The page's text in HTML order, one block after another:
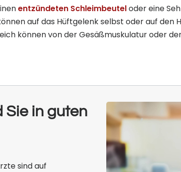
entzündeten Schleimbeuteloder eine
auf das Hüftgelenk selbst oder auf den
können von der Gesäßmuskulatur oder
Sie in guten
sind auf